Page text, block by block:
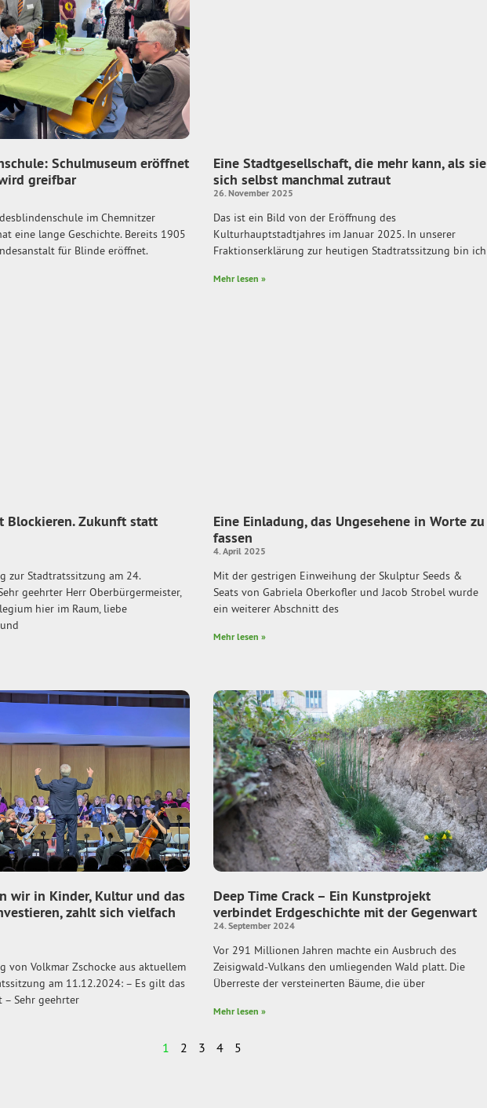
Schulmuseum eröffnet
greifbar
im Chemnitzer
eine lange Geschichte. Bereits 1905
für Blinde eröffnet.
Eine Stadtgesellschaft, die mehr kann, als sie
sich selbst manchmal zutraut
26. November 2025
Das ist ein Bild von der Eröffnung des
Kulturhauptstadtjahres im Januar 2025. In unserer
Fraktionserklärung zur heutigen Stadtratssitzung bin ich
Mehr lesen »
Blockieren. Zukunft statt
zur Stadtratssitzung am 24.
geehrter Herr Oberbürgermeister,
hier im Raum, liebe
Eine Einladung, das Ungesehene in Worte zu
fassen
4. April 2025
Mit der gestrigen Einweihung der Skulptur Seeds &
Seats von Gabriela Oberkofler und Jacob Strobel wurde
ein weiterer Abschnitt des
Mehr lesen »
wir in Kinder, Kultur und das
zahlt sich vielfach
von Volkmar Zschocke aus aktuellem
am 11.12.2024: – Es gilt das
– Sehr geehrter
Deep Time Crack – Ein Kunstprojekt
verbindet Erdgeschichte mit der Gegenwart
24. September 2024
Vor 291 Millionen Jahren machte ein Ausbruch des
Zeisigwald-Vulkans den umliegenden Wald platt. Die
Überreste der versteinerten Bäume, die über
Mehr lesen »
1 2 3 4 5